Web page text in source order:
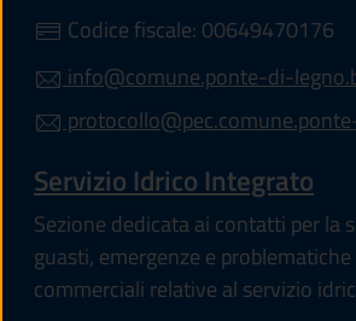
Codice fiscale: 00649470176
info@comune.ponte-di-
Servizio Idrico Integrato
Sezione dedicata ai contatti per la
guasti, emergenze e
commerciali relative al servizio